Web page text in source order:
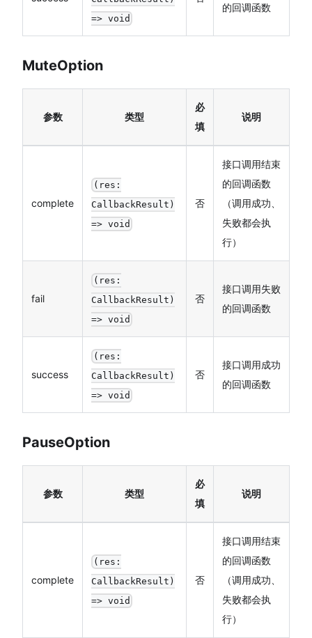
=> void
的回调函数
MuteOption
参数 类型
必
填
说明
complete
(res:
CallbackResult)
=> void
否
接口调用结束
的回调函数
（调用成功、
失败都会执
行）
fail
(res:
CallbackResult)
=> void
否
接口调用失败
的回调函数
success
(res:
CallbackResult)
=> void
否
接口调用成功
的回调函数
PauseOption
参数 类型
必
填
说明
complete
(res:
CallbackResult)
=> void
否
接口调用结束
的回调函数
（调用成功、
失败都会执
行）